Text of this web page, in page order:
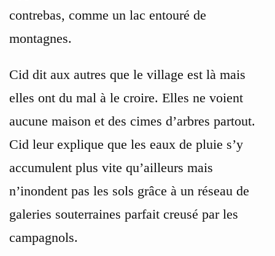
contrebas, comme un lac entouré de
montagnes.
Cid dit aux autres que le village est là mais
elles ont du mal à le croire. Elles ne voient
aucune maison et des cimes d’arbres partout.
Cid leur explique que les eaux de pluie s’y
accumulent plus vite qu’ailleurs mais
n’inondent pas les sols grâce à un réseau de
galeries souterraines parfait creusé par les
campagnols.